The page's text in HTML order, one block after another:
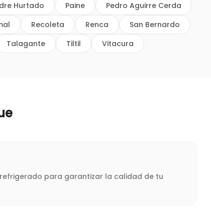
Hurtado Paine
Pedro Aguirre Cerda
Recoleta Renca
San Bernardo
Talagante Tiltil Vitacura
para garantizar la calidad de tu